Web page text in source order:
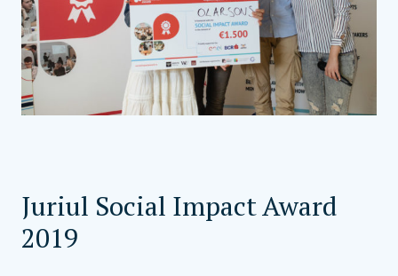
Juriul Social Impact Award
2019